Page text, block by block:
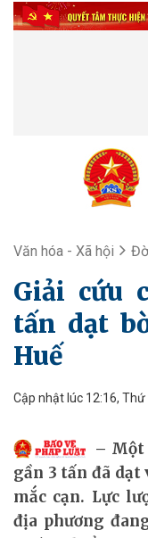
Văn hóa - Xã hội
Giải cứu
tấn dạt
Huế
Cập nhật lúc 12:16,
Một
gần 3 tấn đã dạt
mắc cạn. Lực
địa phương